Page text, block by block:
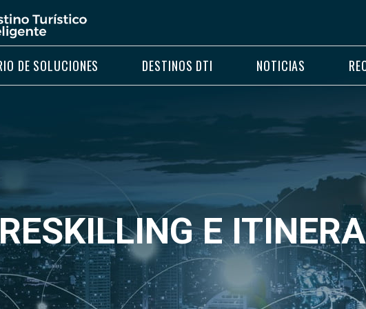
DE SOLUCIONES DESTINOS DTI NOTICIAS
E